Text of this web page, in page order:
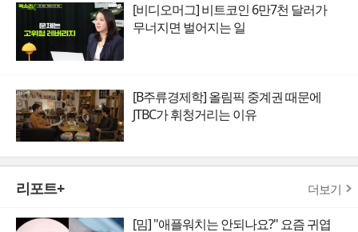
[비디오머그] 비트코인 6만7천 달러가
무너지면 벌어지는 일
[B주류경제학] 올림픽 중계권 때문에
JTBC가 휘청거리는 이유
리포트+ 더보기
[밈] "애플워치는 안되나요?" 요즘 귀엽